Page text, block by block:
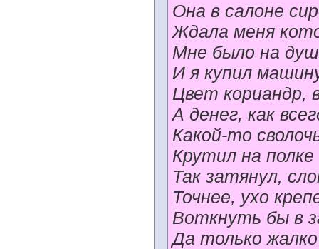
Она в салоне
Ждала меня
Мне было на
И я купил
Цвет кориандр,
А денег, как
Какой-то
Крутил на полке
Так затянул,
Точнее, ухо
Воткнуть бы в
Да только